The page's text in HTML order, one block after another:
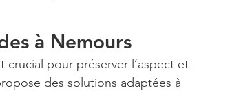
à Nemours
pour préserver l’aspect et
des solutions adaptées à